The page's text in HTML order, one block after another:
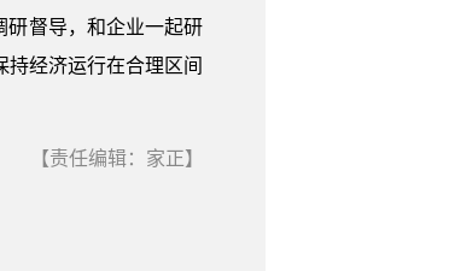
研督导，和企业一起研
经济运行在合理区间
【责任编辑：家正】